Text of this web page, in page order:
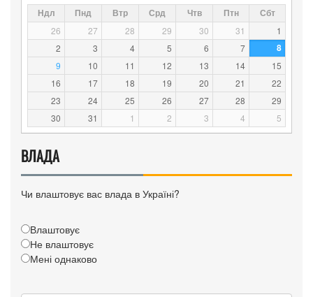
Ндл Пнд Втр Срд Чтв Птн Сбт
26 27 28 29 30 31
1
2
3 4 5 6 7 8
9 10 11 12 13 14
15
16
17 18 19 20 21
22
23
24 25 26 27 28
29
30
31 1 2 3 4 5
ВЛАДА
Чи влаштовує вас влада в Україні?
Влаштовує
Не влаштовує
Мені однаково